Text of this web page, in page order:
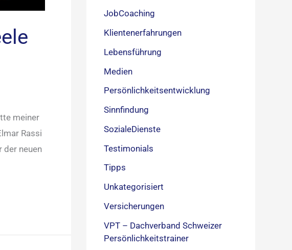
meiner
Rassi
der neuen
JobCoaching
Klientenerfahrungen
Lebensführung
Medien
Persönlichkeitsentwicklung
Sinnfindung
SozialeDienste
Testimonials
Tipps
Unkategorisiert
Versicherungen
VPT – Dachverband Schweizer
Persönlichkeitstrainer